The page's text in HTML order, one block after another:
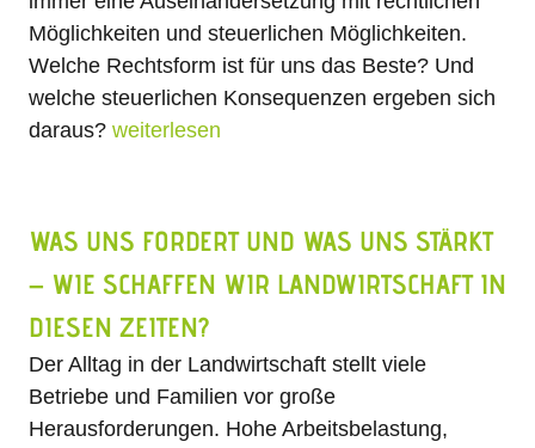
Möglichkeiten und steuerlichen Möglichkeiten.
Welche Rechtsform ist für uns das Beste? Und
welche steuerlichen Konsequenzen ergeben sich
daraus?weiterlesen
WAS UNS FORDERT UND WAS UNS STÄRKT
– WIE SCHAFFEN WIR LANDWIRTSCHAFT IN
DIESEN ZEITEN?
Der Alltag in der Landwirtschaft stellt viele
Betriebe und Familien vor große
Herausforderungen. Hohe Arbeitsbelastung,